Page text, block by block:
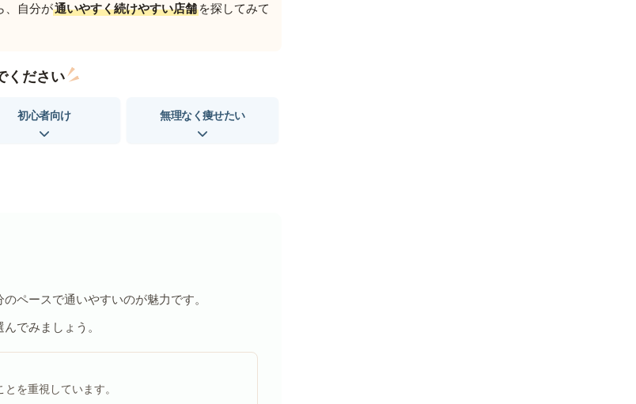
、自分が通いやすく続けやすい店舗 を探してみて
ください
初心者向け 無理なく痩せたい
ペースで通いやすいのが魅力です。
でみましょう。
を重視しています。